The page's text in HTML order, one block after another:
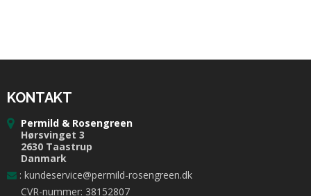
KONTAKT
Permild & Rosengreen
Hørsvinget 3
2630 Taastrup
Danmark
: kundeservice@permild-rosengreen.dk
CVR-nummer: 38152807